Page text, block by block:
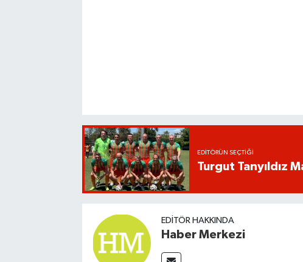
EDITÖRÜN SEÇTIĞI
Turgut Tanyıldız
EDITÖR HAKKINDA
Haber Merkezi